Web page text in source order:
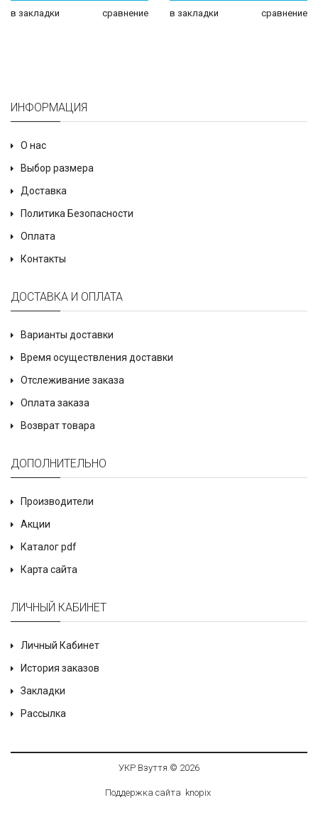
в закладки сравнение в закладки сравнение
ИНФОРМАЦИЯ
О нас
Выбор размера
Доставка
Политика Безопасности
Оплата
Контакты
ДОСТАВКА И ОПЛАТА
Варианты доставки
Время осуществления доставки
Отслеживание заказа
Оплата заказа
Возврат товара
ДОПОЛНИТЕЛЬНО
Производители
Акции
Каталог pdf
Карта сайта
ЛИЧНЫЙ КАБИНЕТ
Личный Кабинет
История заказов
Закладки
Рассылка
УКР Взуття © 2026
Поддержка сайта knopix